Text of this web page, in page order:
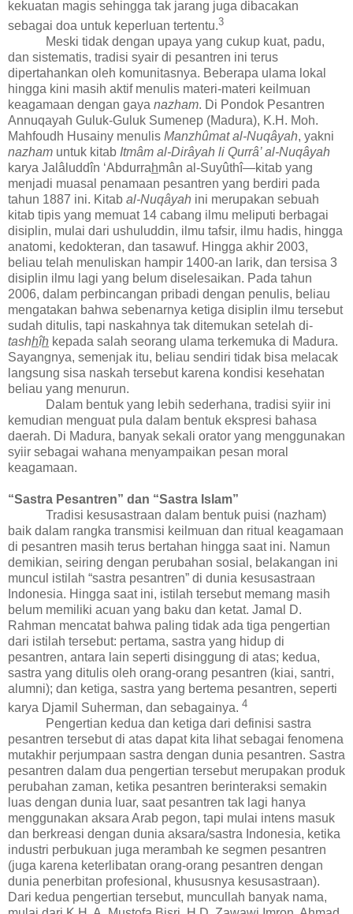
kekuatan magis sehingga tak jarang juga dibacakan
sebagai doa untuk keperluan tertentu.3
Meski tidak dengan upaya yang cukup kuat, padu,
dan sistematis, tradisi syair di pesantren ini terus
dipertahankan oleh komunitasnya. Beberapa ulama lokal
hingga kini masih aktif menulis materi-materi keilmuan
keagamaan dengan gaya nazham. Di Pondok Pesantren
Annuqayah Guluk-Guluk Sumenep (Madura), K.H. Moh.
Mahfoudh Husainy menulis Manzhûmat al-Nuqâyah, yakni
nazham untuk kitab Itmâm al-Dirâyah li Qurrâ’ al-Nuqâyah
karya Jalâluddîn ‘Abdurrahmân al-Suyûthî—kitab yang
menjadi muasal penamaan pesantren yang berdiri pada
tahun 1887 ini. Kitab al-Nuqâyah ini merupakan sebuah
kitab tipis yang memuat 14 cabang ilmu meliputi berbagai
disiplin, mulai dari ushuluddin, ilmu tafsir, ilmu hadis, hingga
anatomi, kedokteran, dan tasawuf. Hingga akhir 2003,
beliau telah menuliskan hampir 1400-an larik, dan tersisa 3
disiplin ilmu lagi yang belum diselesaikan. Pada tahun
2006, dalam perbincangan pribadi dengan penulis, beliau
mengatakan bahwa sebenarnya ketiga disiplin ilmu tersebut
sudah ditulis, tapi naskahnya tak ditemukan setelah di-
tashhîh kepada salah seorang ulama terkemuka di Madura.
Sayangnya, semenjak itu, beliau sendiri tidak bisa melacak
langsung sisa naskah tersebut karena kondisi kesehatan
beliau yang menurun.
Dalam bentuk yang lebih sederhana, tradisi syiir ini
kemudian menguat pula dalam bentuk ekspresi bahasa
daerah. Di Madura, banyak sekali orator yang menggunakan
syiir sebagai wahana menyampaikan pesan moral
keagamaan.
“Sastra Pesantren” dan “Sastra Islam”
Tradisi kesusastraan dalam bentuk puisi (nazham)
baik dalam rangka transmisi keilmuan dan ritual keagamaan
di pesantren masih terus bertahan hingga saat ini. Namun
demikian, seiring dengan perubahan sosial, belakangan ini
muncul istilah “sastra pesantren” di dunia kesusastraan
Indonesia. Hingga saat ini, istilah tersebut memang masih
belum memiliki acuan yang baku dan ketat. Jamal D.
Rahman mencatat bahwa paling tidak ada tiga pengertian
dari istilah tersebut: pertama, sastra yang hidup di
pesantren, antara lain seperti disinggung di atas; kedua,
sastra yang ditulis oleh orang-orang pesantren (kiai, santri,
alumni); dan ketiga, sastra yang bertema pesantren, seperti
karya Djamil Suherman, dan sebagainya. 4
Pengertian kedua dan ketiga dari definisi sastra
pesantren tersebut di atas dapat kita lihat sebagai fenomena
mutakhir perjumpaan sastra dengan dunia pesantren. Sastra
pesantren dalam dua pengertian tersebut merupakan produk
perubahan zaman, ketika pesantren berinteraksi semakin
luas dengan dunia luar, saat pesantren tak lagi hanya
menggunakan aksara Arab pegon, tapi mulai intens masuk
dan berkreasi dengan dunia aksara/sastra Indonesia, ketika
industri perbukuan juga merambah ke segmen pesantren
(juga karena keterlibatan orang-orang pesantren dengan
dunia penerbitan profesional, khususnya kesusastraan).
Dari kedua pengertian tersebut, muncullah banyak nama,